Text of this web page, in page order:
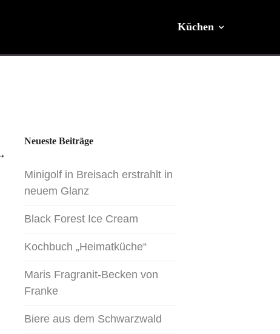
Küchen
Neueste Beiträge
Minigolf in Breisach erstrahlt in
neuem Glanz
Black Forest Ice Cream
Kochbuch „Heimatküche“
Maris Fragranit-Becken von
Franke
Biere aus dem Schwarzwald